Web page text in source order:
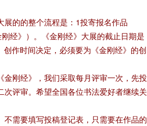
的的整个流程是： 1投寄报名作品
经》）。
《金刚经》大展的截止日期是
作时间决定，必须要为《金刚经》的创
刚经》，我们采取每月评审一次，先投
评审。希望全国各位书法爱好者继续关
需要填写投稿登记表，只需要在作品的